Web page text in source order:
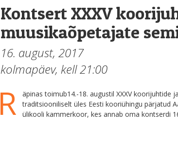
Kontsert XXXV
muusikaõpetajate
16. august, 2017
kolmapäev, kell21:00
R
äpinas toimub14.-18. augustil XXXV
traditsiooniliselt üles Eesti kooriühingu pärjatud
ülikooli kammerkoor, kes annab oma kontserdi